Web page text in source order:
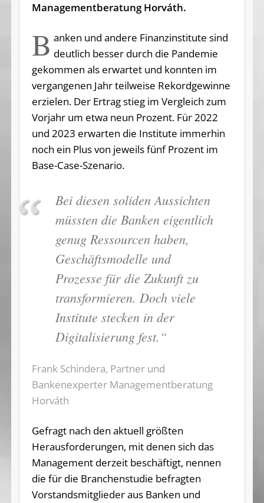
Managementberatung Horváth.
B anken und andere Finanzinstitute sind
deutlich besser durch die Pandemie
gekommen als erwartet und konnten im
vergangenen Jahr teilweise Rekordgewinne
erzielen. Der Ertrag stieg im Vergleich zum
Vorjahr um etwa neun Prozent. Für 2022
und 2023 erwarten die Institute immerhin
noch ein Plus von jeweils fünf Prozent im
Base-Case-Szenario.
Bei diesen soliden Aussichten
müssten die Banken eigentlich
genug Ressourcen haben,
Geschäftsmodelle und
Prozesse für die Zukunft zu
transformieren. Doch viele
Institute stecken in der
Digitalisierung fest.“
Frank Schindera, Partner und
Bankenexperter Managementberatung
Horváth
Gefragt nach den aktuell größten
Herausforderungen, mit denen sich das
Management derzeit beschäftigt, nennen
die für die Branchenstudie befragten
Vorstandsmitglieder aus Banken und